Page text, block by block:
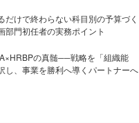
だけで終わらない科目別の予算づく
門初任者の実務ポイント
の真髄──戦略を「組織能
し、事業を勝利へ導くパートナーへ